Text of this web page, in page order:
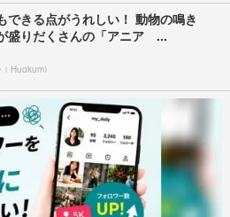
できる点がうれしい！ 動物の鳴き
盛りだくさんの「アニア ...
Hugkum)